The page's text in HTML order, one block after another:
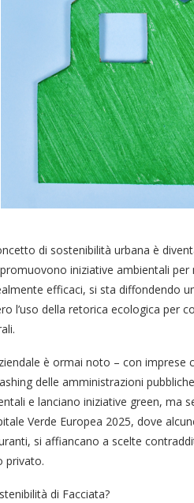
di sostenibilità urbana è
iniziative ambientali
efficaci, si sta diffondendo
l’uso della retorica ecologica per
è ormai noto – con
delle amministrazioni
e lanciano iniziative green, ma
Verde Europea 2025, dove
si affiancano a scelte
privato.
di Facciata?